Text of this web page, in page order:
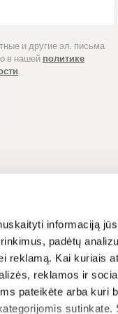
informaciją
padėtų
reklamą. Kai kuriais
reklamos ir
pateikėte arba kuri
sutinkate.
и другие эл. письма
в нашей политике
.
Программа
Новости и
Рецепты
Условия и
Политика